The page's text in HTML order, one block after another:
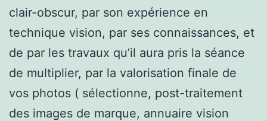
clair-obscur, par son expérience en
technique vision, par ses connaissances, et
de par les travaux qu’il aura pris la séance
de multiplier, par la valorisation finale de
vos photos ( sélectionne, post-traitement
des images de marque, annuaire vision